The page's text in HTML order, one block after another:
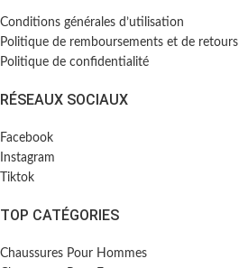
Conditions générales d’utilisation
Politique de remboursements et de retours
Politique de confidentialité
RÉSEAUX SOCIAUX
Facebook
Instagram
Tiktok
TOP CATÉGORIES
Chaussures Pour Hommes